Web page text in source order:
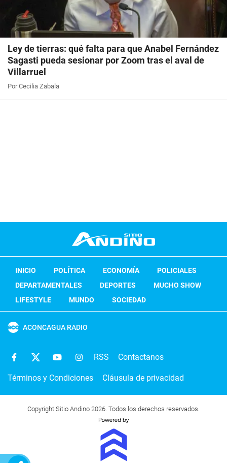
Ley de tierras: qué falta para que Anabel Fernández
Sagasti pueda sesionar por Zoom tras el aval de
Villarruel
Por Cecilia Zabala
INICIO POLÍTICA ECONOMÍA
POLICIALES
DEPARTAMENTALES
DEPORTES
MUCHO SHOW
LIFESTYLE
MUNDO SOCIEDAD
ACONCAGUA RADIO
RSS Contactanos
Términos y Condiciones Cláusula de privacidad
Copyright Sitio Andino 2026. Todos los derechos reservados.